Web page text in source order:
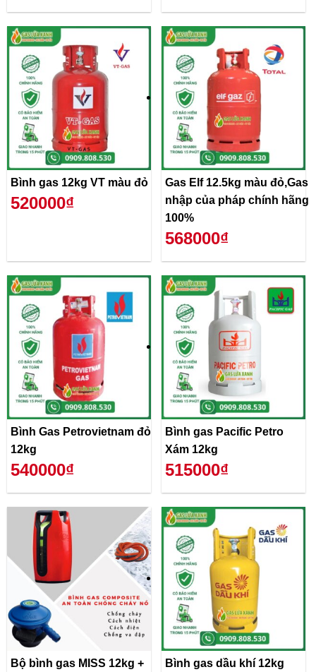
Bình gas 12kg VT màu đỏ
520000₫
Gas Elf 12.5kg màu đỏ,Gas
nhập của pháp chính hãng
100%
568000₫
Bình Gas Petrovietnam đỏ
12kg
540000₫
Bình gas Pacific Petro
Xám 12kg
515000₫
Bộ bình gas MISS 12kg +
Bình gas dầu khí 12kg